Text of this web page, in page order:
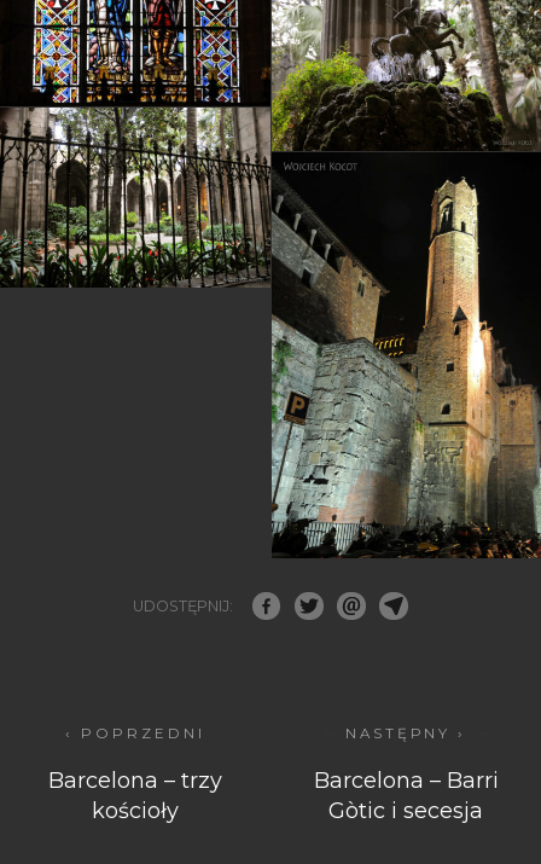
UDOSTĘPNIJ:
‹ POPRZEDNI
Barcelona – trzy
kościoły
NASTĘPNY ›
Barcelona – Barri
Gòtic i secesja